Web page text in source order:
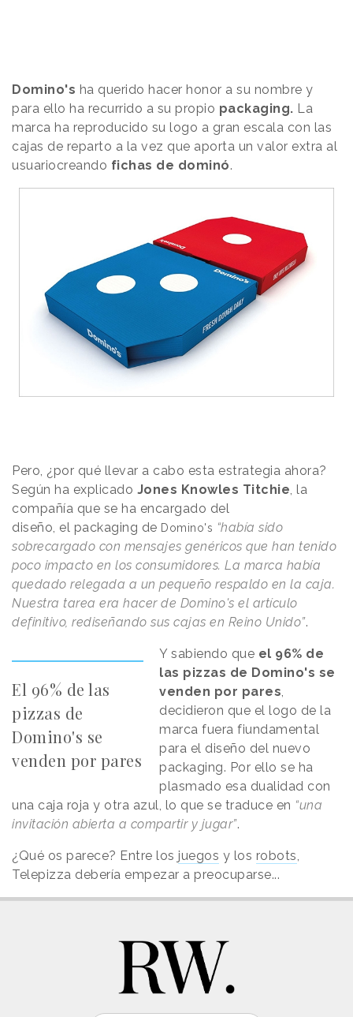
Domino's ha querido hacer honor a su nombre y
para ello ha recurrido a su propio packaging. La
marca ha reproducido su logo a gran escala con las
cajas de reparto a la vez que aporta un valor extra al
usuariocreando fichas de dominó.
Pero, ¿por qué llevar a cabo esta estrategia ahora?
Según ha explicado Jones Knowles Titchie, la
compañía que se ha encargado del
diseño, el packaging de Domino's “había sido
sobrecargado con mensajes genéricos que han tenido
poco impacto en los consumidores. La marca había
quedado relegada a un pequeño respaldo en la caja.
Nuestra tarea era hacer de Domino's el artículo
definitivo, rediseñando sus cajas en Reino Unido”.
El 96% de las
pizzas de
Domino's se
venden por pares
Y sabiendo que el 96% de
las pizzas de Domino's se
venden por pares,
decidieron que el logo de la
marca fuera fiundamental
para el diseño del nuevo
packaging. Por ello se ha
plasmado esa dualidad con
una caja roja y otra azul, lo que se traduce en “una
invitación abierta a compartir y jugar”.
¿Qué os parece? Entre los juegos y los robots,
Telepizza debería empezar a preocuparse...